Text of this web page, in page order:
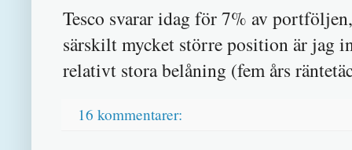
Tesco svarar idag för 7% av
särskilt mycket större position är jag
relativt stora belåning (fem års
16 kommentarer: